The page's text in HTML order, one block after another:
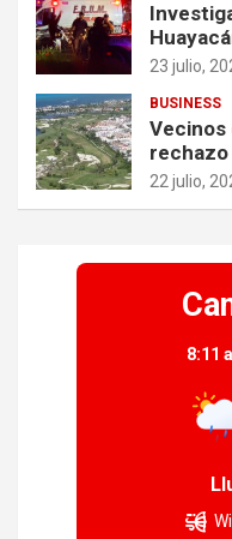
23 julio,
BUSINESS
Vecinos
rechazo
22 julio,
8:11